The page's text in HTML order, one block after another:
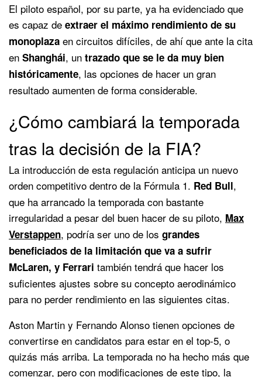
El piloto español, por su parte, ya ha evidenciado que
es capaz de extraer el máximo rendimiento de su
monoplaza en circuitos difíciles, de ahí que ante la cita
en Shanghái, un trazado que se le da muy bien
históricamente, las opciones de hacer un gran
resultado aumenten de forma considerable.
¿Cómo cambiará la temporada
tras la decisión de la FIA?
La introducción de esta regulación anticipa un nuevo
orden competitivo dentro de la Fórmula 1. Red Bull,
que ha arrancado la temporada con bastante
irregularidad a pesar del buen hacer de su piloto, Max
Verstappen, podría ser uno de los grandes
beneficiados de la limitación que va a sufrir
McLaren, y Ferrari también tendrá que hacer los
suficientes ajustes sobre su concepto aerodinámico
para no perder rendimiento en las siguientes citas.
Aston Martin y Fernando Alonso tienen opciones de
convertirse en candidatos para estar en el top-5, o
quizás más arriba. La temporada no ha hecho más que
comenzar, pero con modificaciones de este tipo, la